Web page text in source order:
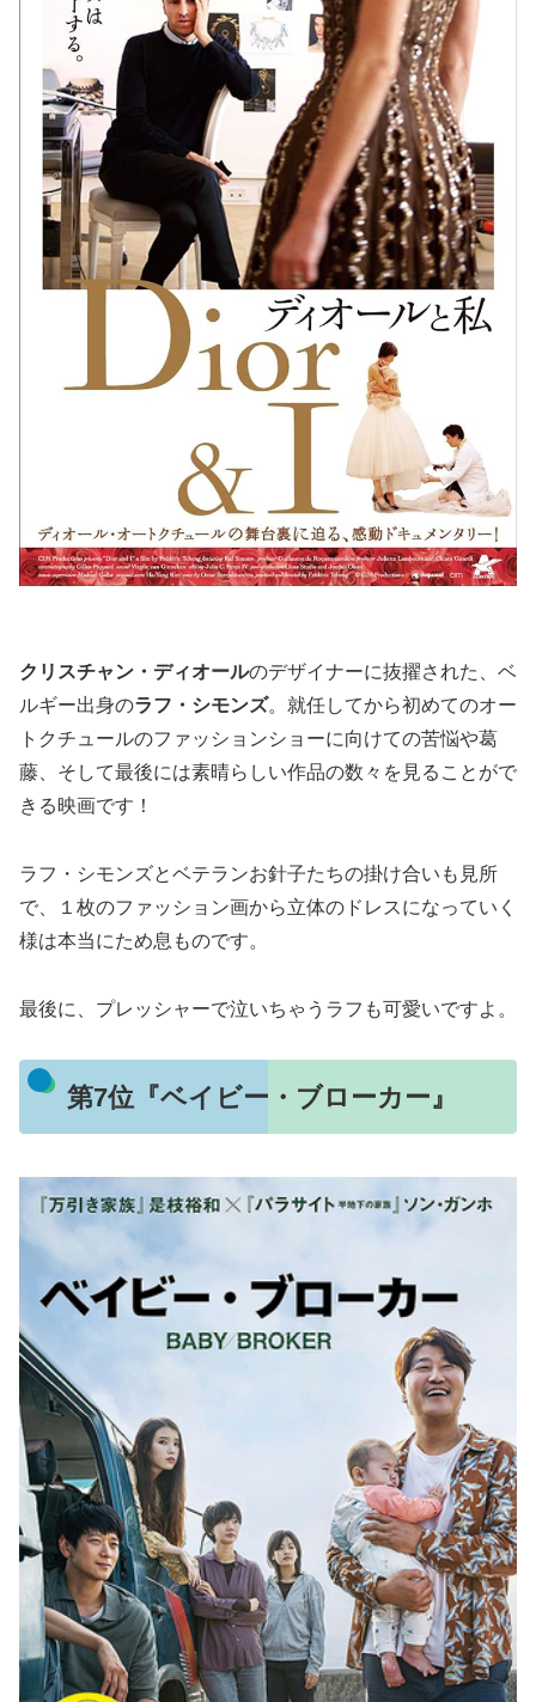
クリスチャン・ディオールのデザイナーに抜擢された、ベ
ルギー出身のラフ・シモンズ。就任してから初めてのオー
トクチュールのファッションショーに向けての苦悩や葛
藤、そして最後には素晴らしい作品の数々を見ることがで
きる映画です！
ラフ・シモンズとベテランお針子たちの掛け合いも見所
で、１枚のファッション画から立体のドレスになっていく
様は本当にため息ものです。
最後に、プレッシャーで泣いちゃうラフも可愛いですよ。
第7位『ベイビー・ブローカー』